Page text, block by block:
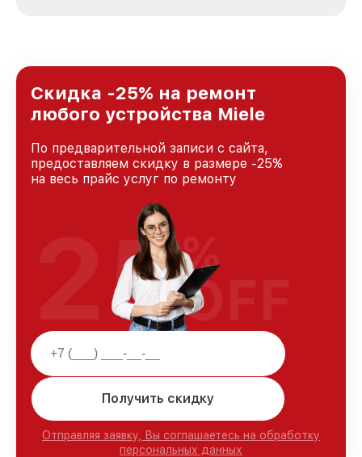
Санкт-Петербурге, постоянно повышая
уровень доверия и лояльности наших
клиентов.
Скидка -25% на ремонт
любого устройства Miele
По предварительной записи с сайта,
предоставляем скидку в размере -25%
на весь прайс услуг по ремонту
Получить скидку
Отправляя заявку, Вы соглашаетесь на обработку
персональных данных
25%
OFF